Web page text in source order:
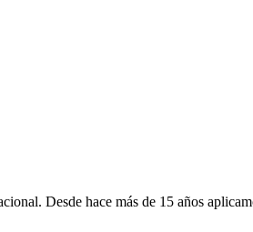
Desde hace más de 15 años